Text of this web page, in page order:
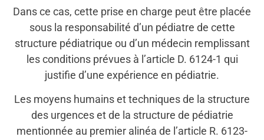
Dans ce cas, cette prise en charge peut être placée
sous la responsabilité d’un pédiatre de cette
structure pédiatrique ou d’un médecin remplissant
les conditions prévues à l’article D. 6124-1 qui
justifie d’une expérience en pédiatrie.
Les moyens humains et techniques de la structure
des urgences et de la structure de pédiatrie
mentionnée au premier alinéa de l’article R. 6123-